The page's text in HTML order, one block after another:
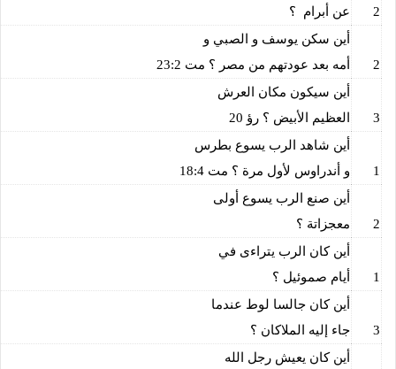
2
عن أبرام
؟
2
أين سكن يوسف و الصبي و
أمه بعد عودتهم من مصر ؟ مت 23:2
3
أين سيكون مكان العرش
العظيم الأبيض ؟ رؤ 20
1
أين شاهد الرب يسوع بطرس
و أندراوس لأول مرة ؟ مت 18:4
2
أين صنع الرب يسوع أولى
معجزاتة ؟
1
أين كان الرب يتراءى في
أيام صموئيل ؟
3
أين كان جالسا لوط عندما
جاء إليه الملاكان ؟
أين كان يعيش رجل الله